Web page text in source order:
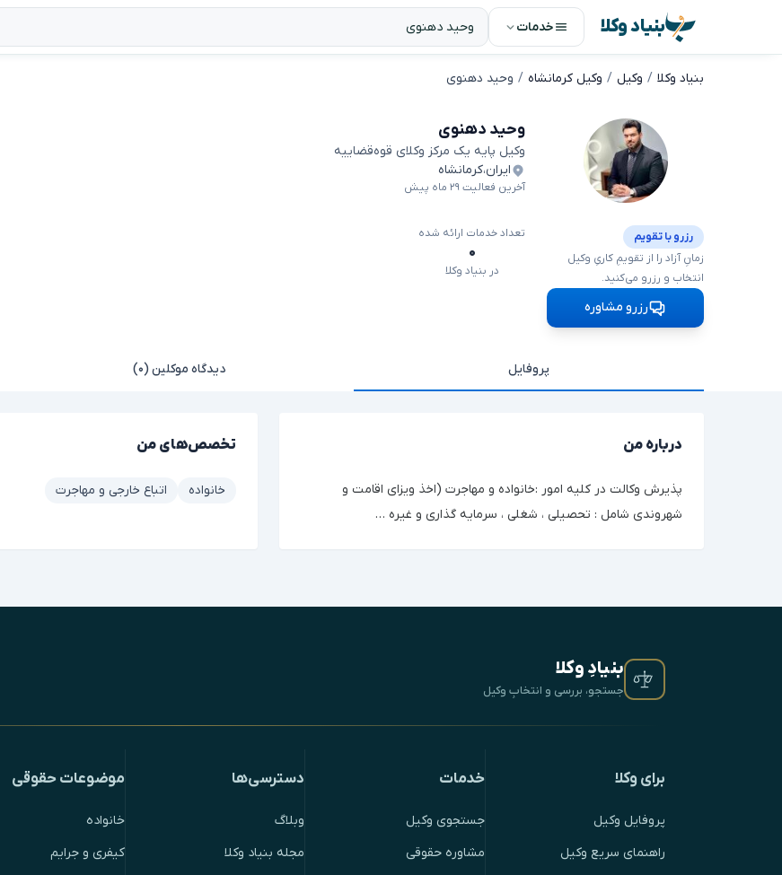
بنیاد وکلا خدمات
بنیاد وکلا وکیل وکیل کرمانشاه وحید دهنوی
وحید دهنوی
وکیل پایه یک مرکز وکلای قوه‌قضاییه
ایران،کرمانشاه
آخرین فعالیت ۲۹ ماه پیش
تعداد خدمات ارائه شده
۰
در بنیاد وکلا
رزرو با تقویم
زمانِ آزاد را از تقویمِ کاریِ وکیل
انتخاب و رزرو می‌کنید.
رزرو مشاوره
پروفایل دیدگاه موکلین (۰)
درباره من
پذیرش وکالت در کلیه امور :خانواده و مهاجرت (اخذ ویزای اقامت و
شهروندی شامل : تحصیلی ، شغلی ، سرمایه گذاری و غیره …
تخصص‌های من
خانواده اتباع خارجی و مهاجرت
بنیادِ وکلا
جستجو، بررسی و انتخابِ وکیل
برای وکلا
پروفایل وکیل
راهنمای سریع وکیل
خدمات
جستجوی وکیل
مشاوره حقوقی
دسترسی‌ها
وبلاگ
مجله بنیاد وکلا
موضوعات حقوقی
خانواده
کیفری و جرایم